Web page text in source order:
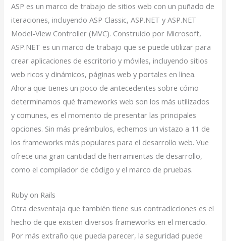
ASP es un marco de trabajo de sitios web con un puñado de
iteraciones, incluyendo ASP Classic, ASP.NET y ASP.NET
Model-View Controller (MVC). Construido por Microsoft,
ASP.NET es un marco de trabajo que se puede utilizar para
crear aplicaciones de escritorio y móviles, incluyendo sitios
web ricos y dinámicos, páginas web y portales en línea.
Ahora que tienes un poco de antecedentes sobre cómo
determinamos qué frameworks web son los más utilizados
y comunes, es el momento de presentar las principales
opciones. Sin más preámbulos, echemos un vistazo a 11 de
los frameworks más populares para el desarrollo web. Vue
ofrece una gran cantidad de herramientas de desarrollo,
como el compilador de código y el marco de pruebas.
Ruby on Rails
Otra desventaja que también tiene sus contradicciones es el
hecho de que existen diversos frameworks en el mercado.
Por más extraño que pueda parecer, la seguridad puede